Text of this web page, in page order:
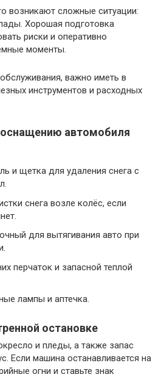
возникают сложные ситуации:
Хорошая подготовка
риски и оперативно
моменты.
важно иметь в
инструментов и расходных
автомобиля
и щетка для удаления снега с
снега возле колёс, если
для вытягивания авто при
перчаток и запасной теплой
лампы и аптечка.
остановке
и пледы, а также запас
Если машина останавливается на
огни и ставьте знак